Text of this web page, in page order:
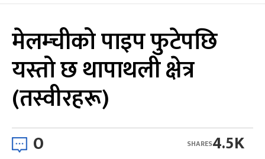
मेलम्चीको पाइप फुटेपछि
यस्तो छ थापाथली क्षेत्र
(तस्वीरहरू)
0 4.5K
SHARES